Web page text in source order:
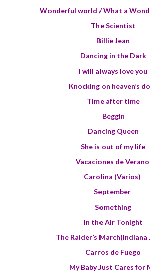
Wonderful world / What a
The Scientist
Billie Jean
Dancing in the Dark
I will always love you
Knocking on heaven’s
Time after time
Beggin
Dancing Queen
She is out of my life
Vacaciones de Verano
Carolina (Varios)
September
Something
In the Air Tonight
The Raider’s March(Indiana
Carros de Fuego
My Baby Just Cares for